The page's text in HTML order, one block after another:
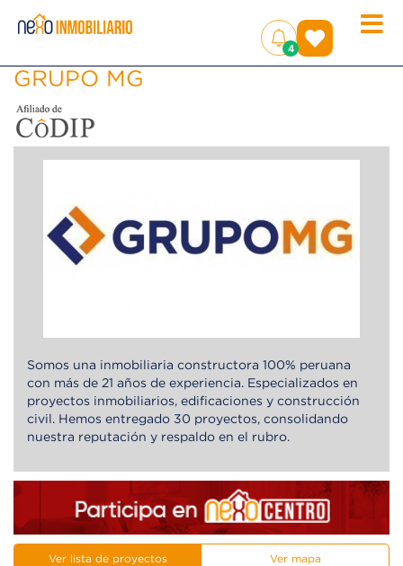
Toggle
4
()
GRUPO MG
Somos una inmobiliaria constructora 100% peruana
con más de 21 años de experiencia. Especializados en
proyectos inmobiliarios, edificaciones y construcción
civil. Hemos entregado 30 proyectos, consolidando
nuestra reputación y respaldo en el rubro.
Ver lista de proyectos Ver mapa